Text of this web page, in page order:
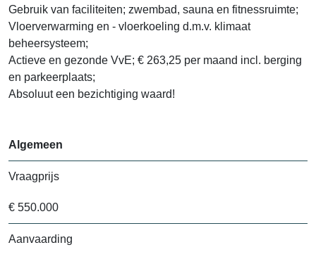
Gebruik van faciliteiten; zwembad, sauna en fitnessruimte;
Vloerverwarming en - vloerkoeling d.m.v. klimaat
beheersysteem;
Actieve en gezonde VvE; € 263,25 per maand incl. berging
en parkeerplaats;
Absoluut een bezichtiging waard!
Algemeen
Vraagprijs
€ 550.000
Aanvaarding